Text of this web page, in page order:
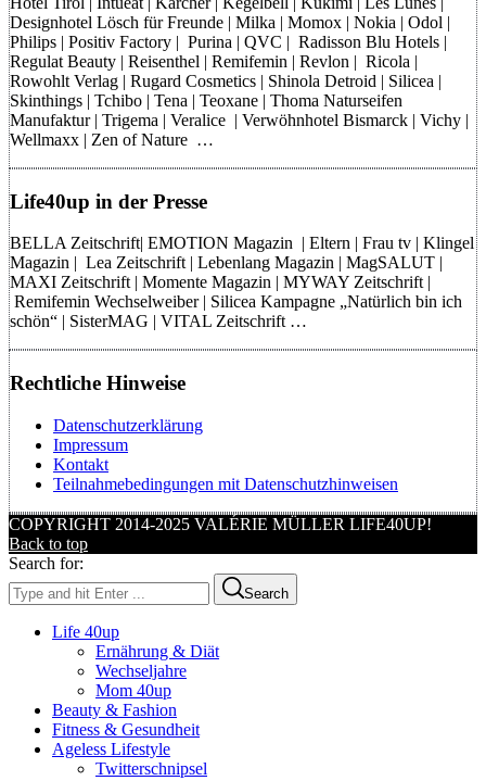
Designhotel Lösch für Freunde | Milka | Momox | Nokia | Odol |
Philips | Positiv Factory | Purina | QVC | Radisson Blu Hotels |
Regulat Beauty | Reisenthel | Remifemin | Revlon | Ricola |
Rowohlt Verlag | Rugard Cosmetics | Shinola Detroid | Silicea |
Skinthings | Tchibo | Tena | Teoxane | Thoma Naturseifen
Manufaktur | Trigema | Veralice | Verwöhnhotel Bismarck | Vichy |
Wellmaxx | Zen of Nature …
Life40up in der Presse
BELLA Zeitschrift| EMOTION Magazin | Eltern | Frau tv | Klingel
Magazin | Lea Zeitschrift | Lebenlang Magazin | MagSALUT |
MAXI Zeitschrift | Momente Magazin | MYWAY Zeitschrift |
Remifemin Wechselweiber | Silicea Kampagne „Natürlich bin ich
schön“ | SisterMAG | VITAL Zeitschrift …
Rechtliche Hinweise
Datenschutzerklärung
Impressum
Kontakt
Teilnahmebedingungen mit Datenschutzhinweisen
COPYRIGHT 2014-2025 VALÉRIE MÜLLER LIFE40UP!
Back to top
Search for:
Search
Life 40up
Ernährung & Diät
Wechseljahre
Mom 40up
Beauty & Fashion
Fitness & Gesundheit
Ageless Lifestyle
Twitterschnipsel